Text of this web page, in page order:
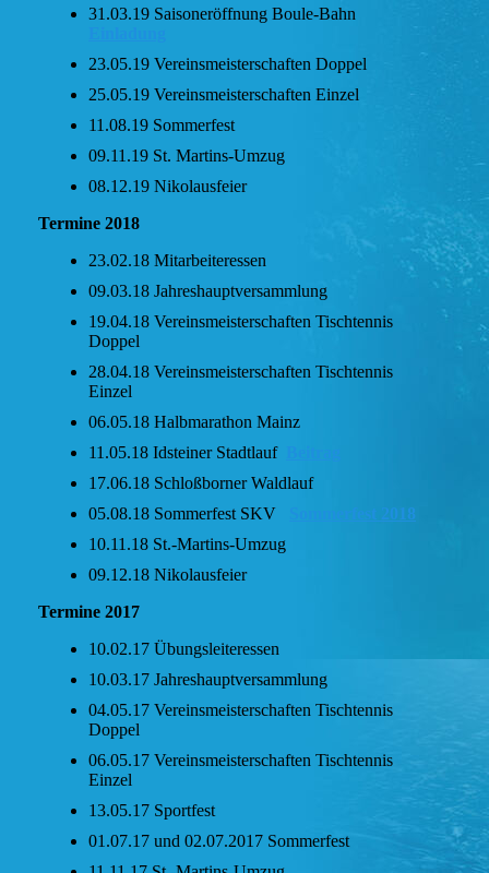
31.03.19 Saisoneröffnung Boule-Bahn
23.05.19 Vereinsmeisterschaften Doppel
25.05.19 Vereinsmeisterschaften Einzel
11.08.19 Sommerfest
09.11.19 St. Martins-Umzug
08.12.19 Nikolausfeier
Termine 2018
23.02.18 Mitarbeiteressen
09.03.18 Jahreshauptversammlung
19.04.18 Vereinsmeisterschaften Tischtennis
Doppel
28.04.18 Vereinsmeisterschaften Tischtennis
Einzel
06.05.18 Halbmarathon Mainz
11.05.18 Idsteiner Stadtlauf
17.06.18 Schloßborner Waldlauf
05.08.18 Sommerfest SKV
Sommerfest 2018
10.11.18 St.-Martins-Umzug
09.12.18 Nikolausfeier
Termine 2017
10.02.17 Übungsleiteressen
10.03.17 Jahreshauptversammlung
04.05.17 Vereinsmeisterschaften Tischtennis
Doppel
06.05.17 Vereinsmeisterschaften Tischtennis
Einzel
13.05.17 Sportfest
01.07.17 und 02.07.2017 Sommerfest